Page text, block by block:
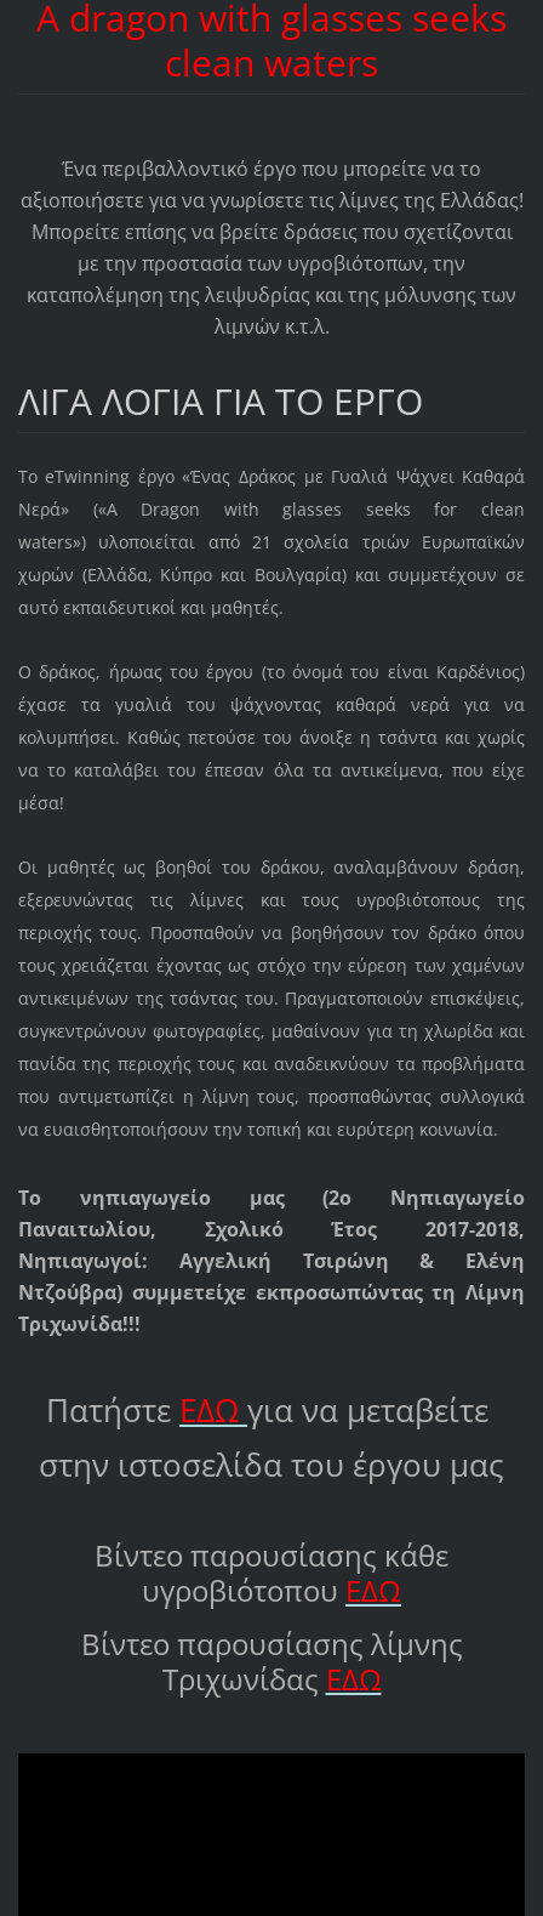
A dragon with glasses seeks
clean waters
Ένα περιβαλλοντικό έργο που μπορείτε να το
αξιοποιήσετε για να γνωρίσετε τις λίμνες της Ελλάδας!
Μπορείτε επίσης να βρείτε δράσεις που σχετίζονται
με την προστασία των υγροβιότοπων, την
καταπολέμηση της λειψυδρίας και της μόλυνσης των
λιμνών κ.τ.λ.
ΛΙΓΑ ΛΟΓΙΑ ΓΙΑ ΤΟ ΕΡΓΟ
To eTwinning έργο «Ένας Δράκος με Γυαλιά Ψάχνει Καθαρά
Νερά» («A Dragon with glasses seeks for clean
waters») υλοποιείται από 21 σχολεία τριών Ευρωπαϊκών
χωρών (Ελλάδα, Κύπρο και Βουλγαρία) και συμμετέχουν σε
αυτό εκπαιδευτικοί και μαθητές.
Ο δράκος, ήρωας του έργου (το όνομά του είναι Καρδένιος)
έχασε τα γυαλιά του ψάχνοντας καθαρά νερά για να
κολυμπήσει. Καθώς πετούσε του άνοιξε η τσάντα και χωρίς
να το καταλάβει του έπεσαν όλα τα αντικείμενα, που είχε
μέσα!
Οι μαθητές ως βοηθοί του δράκου, αναλαμβάνουν δράση,
εξερευνώντας τις λίμνες και τους υγροβιότοπους της
περιοχής τους. Προσπαθούν να βοηθήσουν τον δράκο όπου
τους χρειάζεται έχοντας ως στόχο την εύρεση των χαμένων
αντικειμένων της τσάντας του. Πραγματοποιούν επισκέψεις,
συγκεντρώνουν φωτογραφίες, μαθαίνουν για τη χλωρίδα και
πανίδα της περιοχής τους και αναδεικνύουν τα προβλήματα
που αντιμετωπίζει η λίμνη τους, προσπαθώντας συλλογικά
να ευαισθητοποιήσουν την τοπική και ευρύτερη κοινωνία.
Το νηπιαγωγείο μας (2ο Νηπιαγωγείο
Παναιτωλίου, Σχολικό Έτος 2017-2018,
Νηπιαγωγοί: Αγγελική Τσιρώνη & Ελένη
Ντζούβρα) συμμετείχε εκπροσωπώντας τη Λίμνη
Τριχωνίδα!!!
Πατήστε ΕΔΩγια να μεταβείτε
στην ιστοσελίδα του έργου μας
Βίντεο παρουσίασης κάθε
υγροβιότοπου ΕΔΩ
Βίντεο παρουσίασης λίμνης
Τριχωνίδας ΕΔΩ